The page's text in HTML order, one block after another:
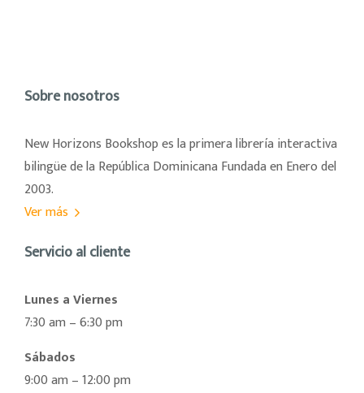
Sobre nosotros
New Horizons Bookshop es la primera librería interactiva
bilingüe de la República Dominicana Fundada en Enero del
2003.
Ver más
Servicio al cliente
Lunes a Viernes
7:30 am – 6:30 pm
Sábados
9:00 am – 12:00 pm